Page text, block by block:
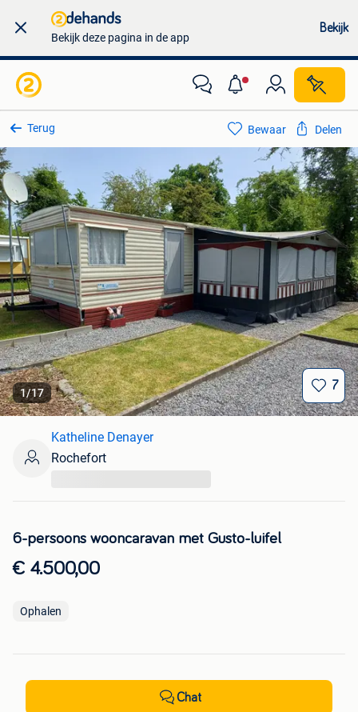
Bekijk deze pagina in de app
Bekijk
Terug
1/17
7
Bewaar Delen
6-persoons wooncaravan met Gusto-luifel
€ 4.500,00
Ophalen
Katheline Denayer
Rochefort
Chat